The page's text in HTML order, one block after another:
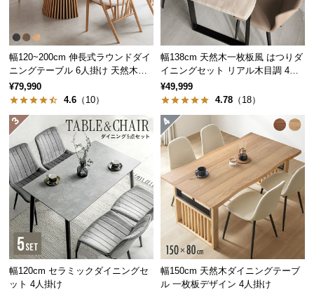
商
品
の
配
送
に
い
て
小
型
商
品
配
人数に合わせて自然な距離を保てる
くっついたり離れたり、人数やシーンに合わせて心
地いい距離感を保てるフレキシブルなダイニングで
す。
幅120~200cm 伸長式ラウンドダイ
ニングテーブル 6人掛け 天然木突
板 美しい格子デザイン
¥79,990
4.6 （10）
幅138cm 天然木一枚板風 はつりダ
イニングセット リアル木目調 4人
掛け チェア4脚セット
¥49,999
4.78 （18）
幅120cm セラミックダイニングセ
ット 4人掛け
幅150cm 天然木ダイニングテーブ
ル 一枚板デザイン 4人掛け